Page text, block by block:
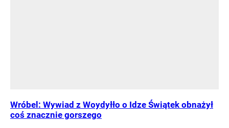
Wróbel: Wywiad z Woydyłło o Idze Świątek obnażył
coś znacznie gorszego